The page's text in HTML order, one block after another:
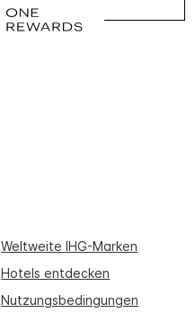
Weltweite IHG-Marken
Hotels entdecken
Nutzungsbedingungen